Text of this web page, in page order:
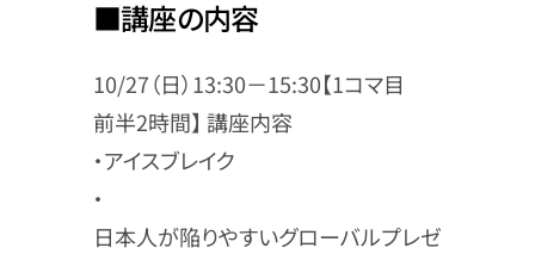
■講座の内容
10/27（日）13:30－15:30【1コマ目
前半2時間】 講座内容
・アイスブレイク
・
日本人が陥りやすいグローバルプレゼ